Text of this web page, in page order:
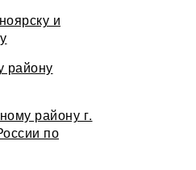
и
району
району г.
по